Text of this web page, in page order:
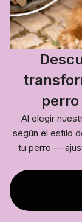
Al elegir
según el estilo
tu perro —